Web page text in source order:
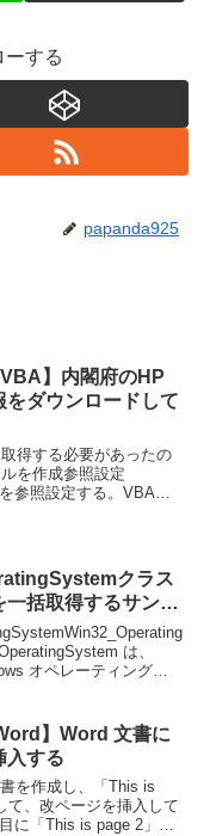
する
papanda925
】内閣府のHP
をダウンロードして
得する必要があったの
を作成参照設定
参照設定する。VBAの
ドする。ダウンロード
クラス
一括取得するサンプ
は、
オペレーティングシ
】Word 文書に
入する
を作成し、「This is
て、改ページを挿入して
に「This is page 2」と